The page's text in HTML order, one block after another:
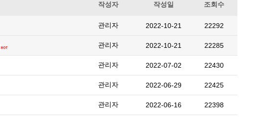
작성자 작성일 조회수
관리자 2022-10-21 22292
관리자 2022-10-21 22285
관리자 2022-07-02 22430
관리자 2022-06-29 22425
관리자 2022-06-16 22398